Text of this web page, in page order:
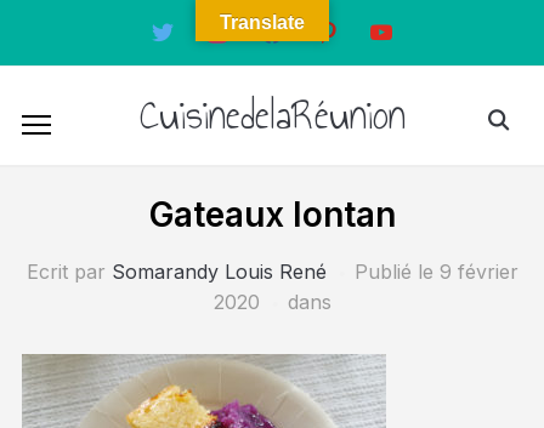
twitter instagramfacebookpinterestyoutube
CuisinedelaRéunion
Gateaux lontan
Ecrit par Somarandy Louis René Publié le 9 février
2020
dans
Translate